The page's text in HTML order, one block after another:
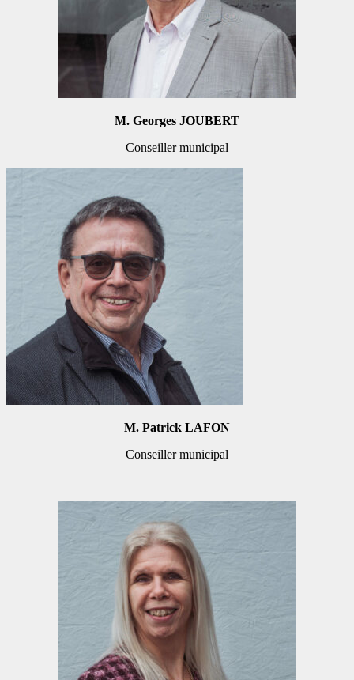
M. Georges JOUBERT
Conseiller municipal
M. Patrick LAFON
Conseiller municipal